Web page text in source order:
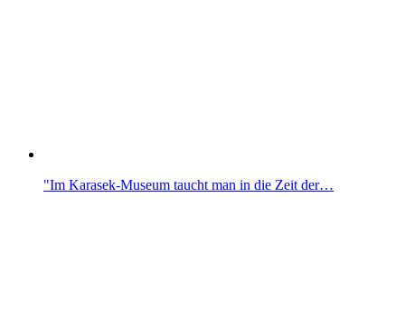
"Im Karasek-Museum taucht man in die Zeit der…